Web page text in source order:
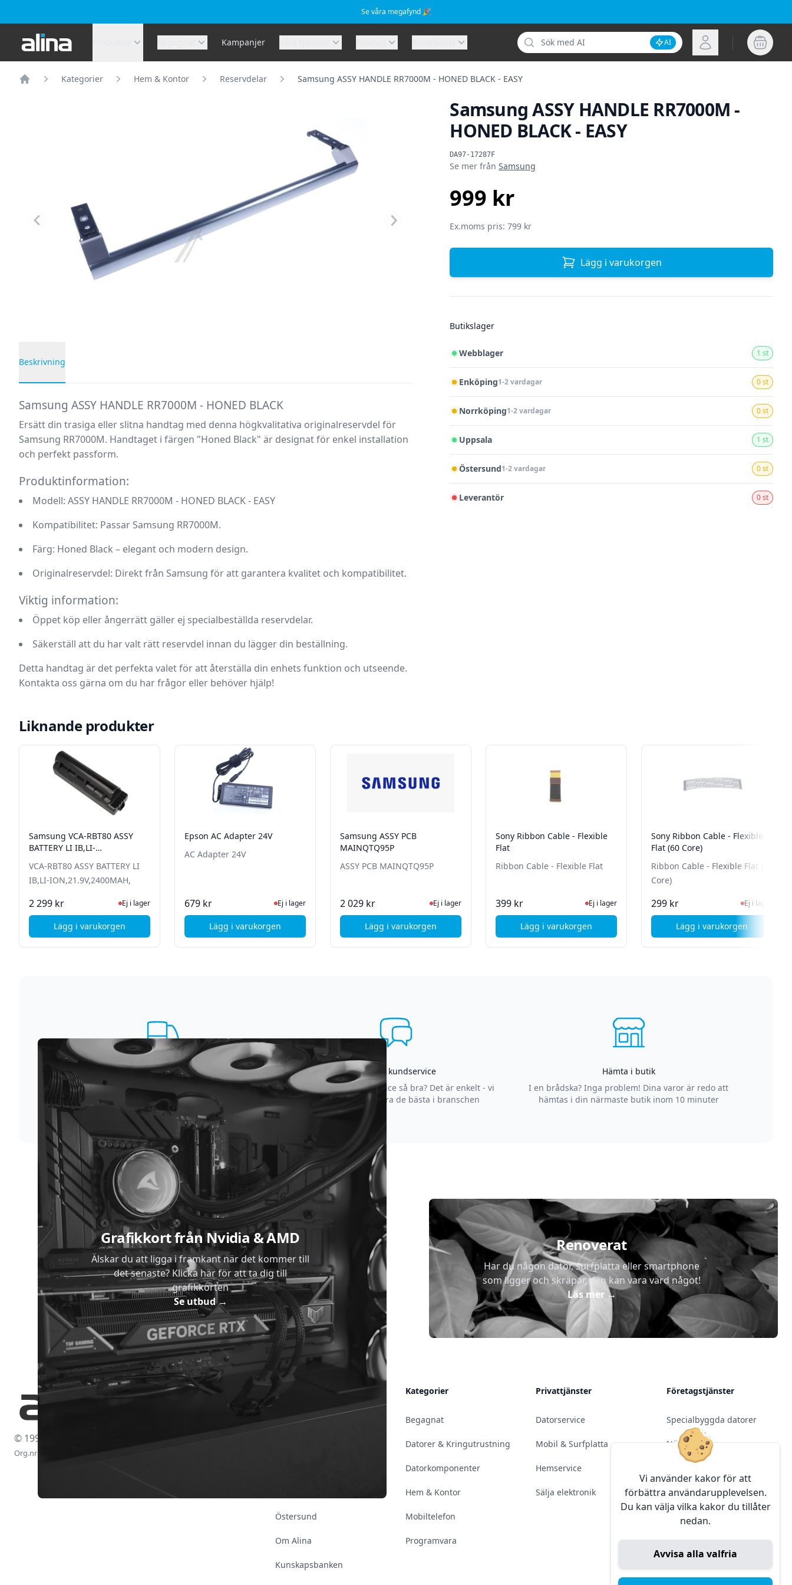
Se våra megafynd 🎉
Alina.se Kampanjer
Sök
Inaktivera AI-sökning
AI Logga in
Kategorier Hem & Kontor Reservdelar Samsung ASSY HANDLE RR7000M - HONED BLACK - EASY
Samsung ASSY HANDLE RR7000M -
HONED BLACK - EASY
DA97-17287F
Produktinformation
Se mer frånSamsung
999 kr
Ex.moms pris: 799 kr
Lägg i varukorgen
Butikslager
Webblager 1 st
Enköping1-2 vardagar 0 st
Norrköping1-2 vardagar 0 st
Uppsala 1 st
Östersund1-2 vardagar 0 st
Leverantör 0 st
Beskrivning
Samsung ASSY HANDLE RR7000M - HONED BLACK
Ersätt din trasiga eller slitna handtag med denna högkvalitativa originalreservdel för
Samsung RR7000M. Handtaget i färgen "Honed Black" är designat för enkel installation
och perfekt passform.
Produktinformation:
Modell: ASSY HANDLE RR7000M - HONED BLACK - EASY
Kompatibilitet: Passar Samsung RR7000M.
Färg: Honed Black – elegant och modern design.
Originalreservdel: Direkt från Samsung för att garantera kvalitet och kompatibilitet.
Viktig information:
Öppet köp eller ångerrätt gäller ej specialbeställda reservdelar.
Säkerställ att du har valt rätt reservdel innan du lägger din beställning.
Detta handtag är det perfekta valet för att återställa din enhets funktion och utseende.
Kontakta oss gärna om du har frågor eller behöver hjälp!
Liknande produkter
Samsung VCA-RBT80 ASSY
BATTERY LI IB,LI-
VCA-RBT80 ASSY BATTERY LI
IB,LI-ION,21.9V,2400MAH,
2 299 kr Ej i lager, besök produktsidan för senaste status
Ej i lager
Lägg i varukorgen, Samsung VCA-RBT80 ASSY BATTERY LI IB,LI-ION,21.9V,2400MAH,
Epson AC Adapter 24V
AC Adapter 24V
679 kr Ej i lager, besök produktsidan för senaste status
Ej i lager
Lägg i varukorgen, Epson AC Adapter 24V
Samsung ASSY PCB
MAINQTQ95P
ASSY PCB MAINQTQ95P
2 029 kr Ej i lager, besök produktsidan för senaste status
Ej i lager
Lägg i varukorgen, Samsung ASSY PCB MAINQTQ95P
Sony Ribbon Cable - Flexible
Flat
Ribbon Cable - Flexible Flat
399 kr Ej i lager, besök produktsidan för senaste status
Ej i lager
Lägg i varukorgen, Sony Ribbon Cable - Flexible Flat
Sony Ribbon Cable - Flexible
Flat (60 Core)
Ribbon Cable - Flexible Flat (60
Core)
299 kr Ej i lager, besök
Ej i lager
Lägg i varukorgen
, Sony Ribbon
Supersnabb leverans
Vi förstår att du inte vill vänta. Därför packar och
skickar vi dina varor med blixtens hastighet
Asgrym kundservice
Varför är vår kundservice så bra? Det är enkelt - vi
strävar efter att vara de bästa i branschen
Hämta i butik
I en brådska? Inga problem! Dina varor är redo att
hämtas i din närmaste butik inom 10 minuter
Vi använder kakor för att
förbättra användarupplevelsen.
Du kan välja vilka kakor du tillåter
nedan.
Avvisa alla valfria
Grafikkort från Nvidia & AMD
Älskar du att ligga i framkant när det kommer till
det senaste? Klicka här för att ta dig till
grafikkorten
Se utbud→
Renoverat
Har du någon dator, surfplatta eller smartphone
som ligger och skräpar, den kan vara värd något!
Läs mer→
© 1997-2026
Org.nr: 556438-4260
Kontakt & Öppettider
Östersund
Om Alina
Kunskapsbanken
Kategorier
Begagnat
Datorer & Kringutrustning
Datorkomponenter
Hem & Kontor
Mobiltelefon
Programvara
Privattjänster
Datorservice
Mobil & Surfplatta
Hemservice
Sälja elektronik
Företagstjänster
Specialbyggda datorer
Nätverk
Programvara
Server & Backup
Konferens & Public Display
Sälja elektronik